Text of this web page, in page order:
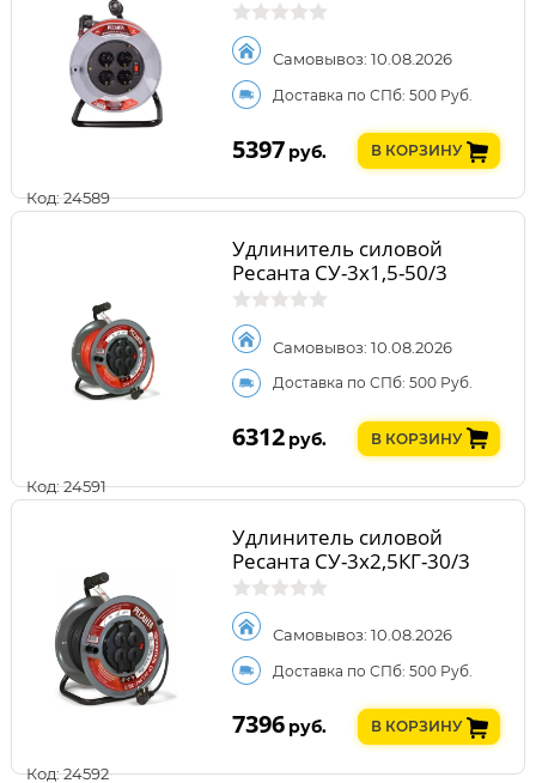
Код: 24589
Самовывоз: 10.08.2026
Доставка по СПб: 500 Руб.
5397 руб. В КОРЗИНУ
Код: 24591
Удлинитель силовой
Ресанта СУ-3х1,5-50/3
Самовывоз: 10.08.2026
Доставка по СПб: 500 Руб.
6312 руб. В КОРЗИНУ
Код: 24592
Удлинитель силовой
Ресанта СУ-3х2,5КГ-30/3
Самовывоз: 10.08.2026
Доставка по СПб: 500 Руб.
7396 руб. В КОРЗИНУ